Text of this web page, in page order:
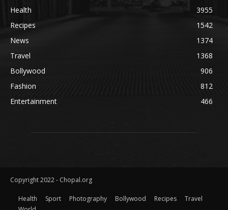
Health
3955
Recipes
1542
News
1374
Travel
1368
Bollywood
906
Fashion
812
Entertainment
466
Copyright 2022 - Chopal.org
Health Sport Photography Bollywood Recipes
Travel